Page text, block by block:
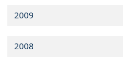
2009
2008